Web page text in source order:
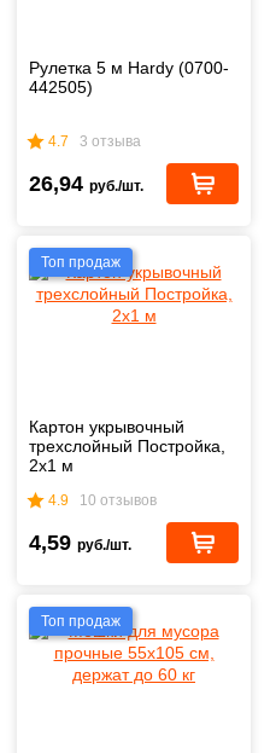
Рулетка 5 м Hardy (0700-
442505)
4.7 3 отзыва
26,94 руб./шт.
Топ продаж
Картон укрывочный
трехслойный Постройка,
2х1 м
4.9 10 отзывов
4,59 руб./шт.
Топ продаж